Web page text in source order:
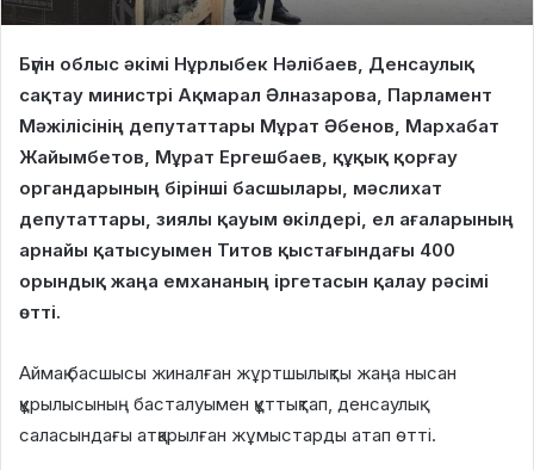
Бүгін облыс әкімі Нұрлыбек Нәлібаев, Денсаулық
сақтау министрі Ақмарал Әлназарова, Парламент
Мәжілісінің депутаттары Мұрат Әбенов, Мархабат
Жайымбетов, Мұрат Ергешбаев, құқық қорғау
органдарының бірінші басшылары, мәслихат
депутаттары, зиялы қауым өкілдері, ел ағаларының
арнайы қатысуымен Титов қыстағындағы 400
орындық жаңа емхананың іргетасын қалау рәсімі
өтті.
Аймақ басшысы жиналған жұртшылықты жаңа нысан
құрылысының басталуымен құттықтап, денсаулық
саласындағы атқарылған жұмыстарды атап өтті.